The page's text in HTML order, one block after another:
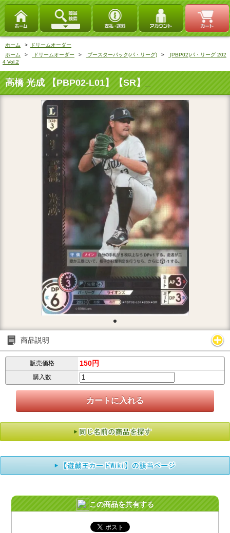
ホーム >
ドリームオーダー
ホーム
> ドリームオーダー > ブースターパック(パ・リーグ) >
[PBP02]パ・リーグ 202
4 Vol.2
高橋 光成 【PBP02-L01】【SR】_
商品説明
販売価格 150円
購入数
この商品を共有する